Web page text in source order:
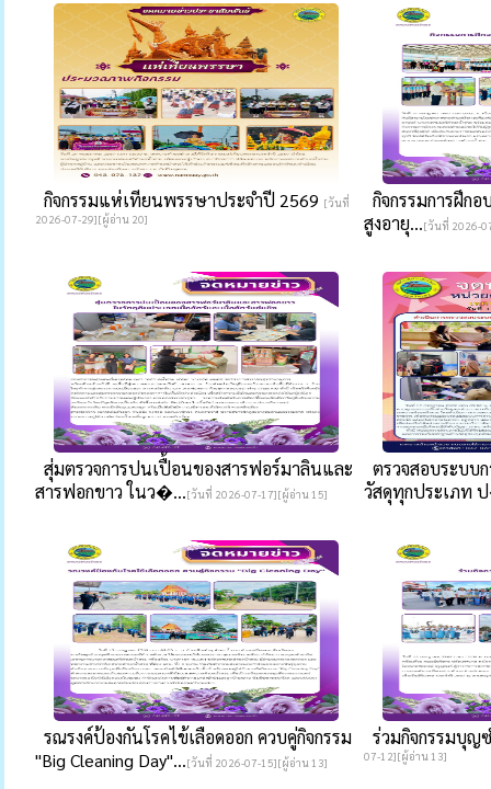
กิจกรรมแห่เทียนพรรษาประจำปี 2569 [วันที่
2026-07-29][ผู้อ่าน 20]
กิจกรรมการฝึก
สูงอายุ...[วันที่ 2026-
สุ่มตรวจการปนเปื้อนของสารฟอร์มาลินและ
สารฟอกขาว ในว�...[วันที่ 2026-07-17][ผู้อ่าน 15]
ตรวจสอบระบบ
วัสดุทุกประเภท
รณรงค์ป้องกันโรคไข้เลือดออก ควบคู่กิจกรรม
"Big Cleaning Day"...[วันที่ 2026-07-15][ผู้อ่าน 13]
ร่วมกิจกรรมบุญ
07-12][ผู้อ่าน 13]